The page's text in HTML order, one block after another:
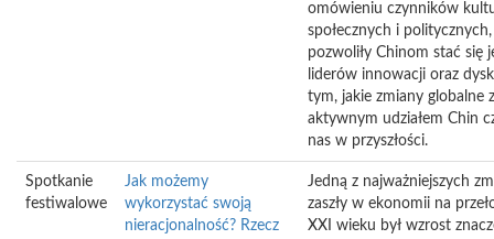
omówieniu czynników
społecznych i
pozwoliły Chinom stać się
liderów innowacji oraz
tym, jakie zmiany globalne z
aktywnym udziałem Chin
nas w przyszłości.
Spotkanie
festiwalowe
Jak możemy
wykorzystać swoją
nieracjonalność? Rzecz
Jedną z najważniejszych
zaszły w ekonomii na
XXI wieku był wzrost